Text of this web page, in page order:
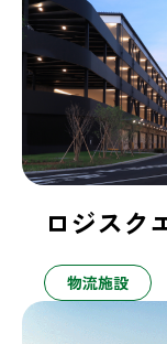
ロジスク
物流施設